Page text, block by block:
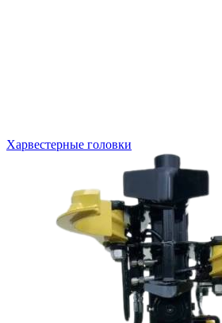
Харвестерные головки